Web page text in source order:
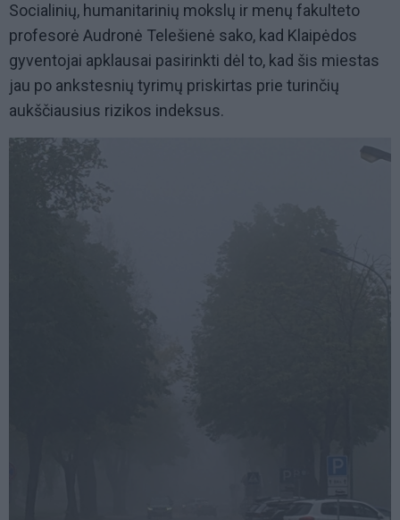
Socialinių, humanitarinių mokslų ir menų fakulteto
profesorė Audronė Telešienė sako, kad Klaipėdos
gyventojai apklausai pasirinkti dėl to, kad šis miestas
jau po ankstesnių tyrimų priskirtas prie turinčių
aukščiausius rizikos indeksus.